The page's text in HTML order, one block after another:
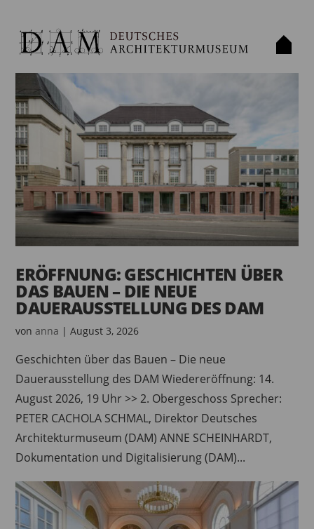
ERÖFFNUNG: GESCHICHTEN ÜBER
DAS BAUEN – DIE NEUE
DAUERAUSSTELLUNG DES DAM
vonanna |August 3, 2026
Geschichten über das Bauen – Die neue
Dauerausstellung des DAM Wiedereröffnung: 14.
August 2026, 19 Uhr >> 2. Obergeschoss Sprecher:
PETER CACHOLA SCHMAL, Direktor Deutsches
Architekturmuseum (DAM) ANNE SCHEINHARDT,
Dokumentation und Digitalisierung (DAM)...